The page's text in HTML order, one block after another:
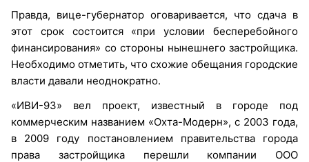
Правда, вице-губернатор оговаривается, что сдача в
этот срок состоится «при условии бесперебойного
финансирования» со стороны нынешнего застройщика.
Необходимо отметить, что схожие обещания городские
власти давали неоднократно.
«ИВИ-93» вел проект, известный в городе под
коммерческим названием «Охта-Модерн», с 2003 года,
в 2009 году постановлением правительства города
права застройщика перешли компании ООО